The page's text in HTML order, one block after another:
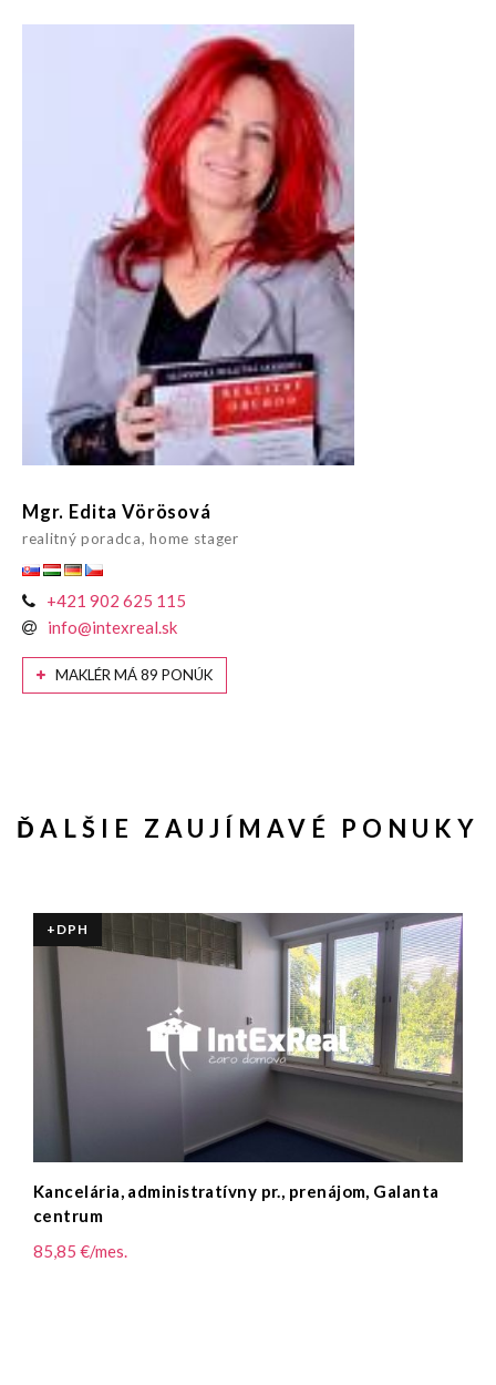
Mgr. Edita Vörösová
realitný poradca, home stager
+421 902 625 115
info@intexreal.sk
MAKLÉR MÁ 89 PONÚK
ĎALŠIE ZAUJÍMAVÉ PONUKY
+DPH
Kancelária, administratívny pr., prenájom, Galanta
centrum
85,85 €/mes.